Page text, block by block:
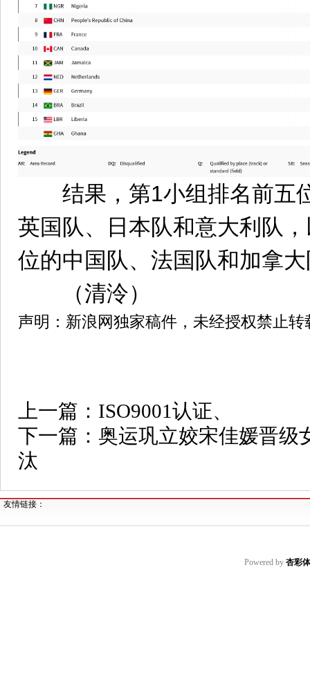
结果，第1小组排名前五
英国队、日本队和意大利队
位的中国队、法国队和加拿
（清泠）
声明：新浪网独家稿件，未经授权禁止转
上一篇： ISO9001认证、
下一篇： 奥运巩立姣宋佳媛晋级
汰
友情链接：
Powered by 杏彩